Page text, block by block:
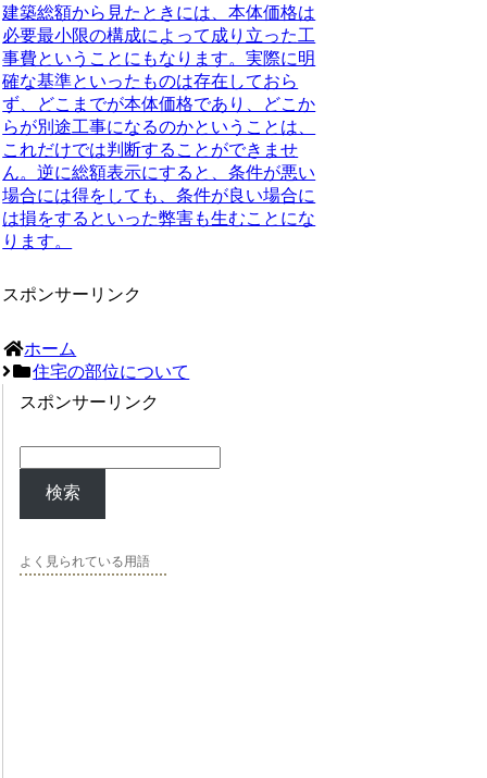
建築総額から見たときには、本体価格は
必要最小限の構成によって成り立った工
事費ということにもなります。実際に明
確な基準といったものは存在しておら
ず、どこまでが本体価格であり、どこか
らが別途工事になるのかということは、
これだけでは判断することができませ
ん。逆に総額表示にすると、条件が悪い
場合には得をしても、条件が良い場合に
は損をするといった弊害も生むことにな
ります。
スポンサーリンク
ホーム
住宅の部位について
スポンサーリンク
検索
よく見られている用語